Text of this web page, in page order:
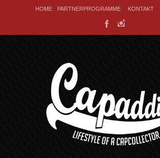
HOME PARTNERPROGRAMME KONTAKT